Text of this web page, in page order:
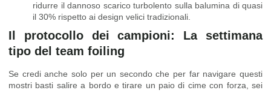
ridurre il dannoso scarico turbolento sulla balumina di quasi
il 30% rispetto ai design velici tradizionali.
Il protocollo dei campioni: La settimana
tipo del team foiling
Se credi anche solo per un secondo che per far navigare questi
mostri basti salire a bordo e tirare un paio di cime con forza, sei